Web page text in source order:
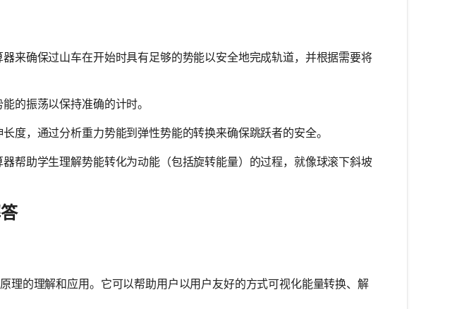
来确保过山车在开始时具有足够的势能以安全地完成轨道，并根据需要将
的振荡以保持准确的计时。
度，通过分析重力势能到弹性势能的转换来确保跳跃者的安全。
帮助学生理解势能转化为动能（包括旋转能量）的过程，就像球滚下斜坡
理的理解和应用。它可以帮助用户以用户友好的方式可视化能量转换、解